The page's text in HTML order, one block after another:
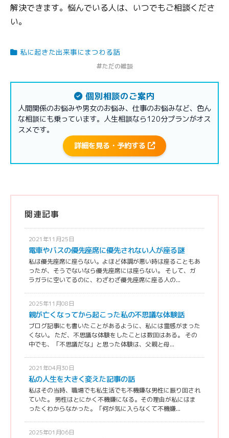
解決できます。悩んでいる人は、いつでもご相談くださ
い。
私に起きた出来事にまつわる話
ただの雑談
個別相談のご案内
人間関係のお悩みや男女のお悩み、仕事のお悩みなど、色ん
な相談にも乗っています。人生相談なら120分プランがオス
スメです。
詳細を見る・予約する
関連記事
2021年11月25日
電車やバスの優先座席に優先されない人が座る謎
私は優先座席に座らない。よほど体調が悪い時は座ることもあ
ったが、そうでないなら優先座席には座らない。 そして、ガ
ラガラに空いてるのに、わざわざ優先座席に座る人の...
2025年11月08日
親が亡くなってから起こった私の不思議な体験話
ブログ記事にも書いたことがあるように、私には霊感がまった
くない。 ただ、不思議な体験をしたことは数回はある。 その
中でも、「不思議だな」と思った体験は、父親と母...
2021年04月30日
私の人生を大きく変えた記事の話
私はその当時、職場でも私生活でも不機嫌な男性に振り回され
ていた。 男性はとにかく不機嫌になる。その理由が私にはま
ったくわからなかった。「何が気に入らなくて不機嫌...
2025年01月06日